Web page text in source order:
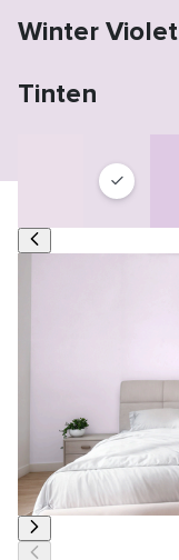
Winter Violet
Tinten